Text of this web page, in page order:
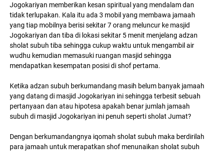
Jogokariyan memberikan kesan spiritual yang mendalam dan
tidak terlupakan. Kala itu ada 3 mobil yang membawa jamaah
yang tiap mobilnya berisi sekitar 7 orang meluncur ke masjid
Jogokariyan dan tiba di lokasi sekitar 5 menit menjelang adzan
sholat subuh tiba sehingga cukup waktu untuk mengambil air
wudhu kemudian memasuki ruangan masjid sehingga
mendapatkan kesempatan posisi di shof pertama.
Ketika adzan subuh berkumandang masih belum banyak jamaah
yang datang di masjid Jogokariyan ini sehingga terbesit sebuah
pertanyaan dan atau hipotesa apakah benar jumlah jamaah
subuh di masjid Jogokariyan ini penuh seperti sholat Jumat?
Dengan berkumandangnya iqomah sholat subuh maka berdirilah
para jamaah untuk merapatkan shof menunaikan sholat subuh